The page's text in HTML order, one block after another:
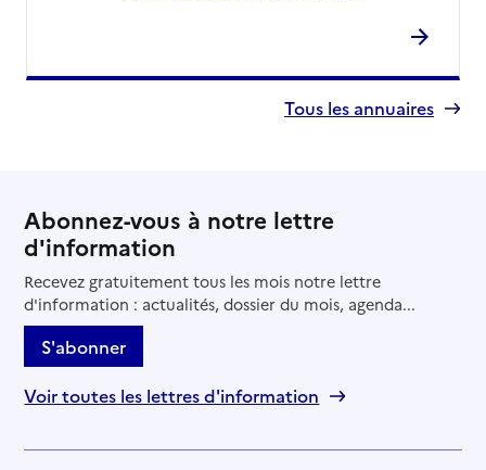
Tous les annuaires
Abonnez-vous à notre lettre
d'information
Recevez gratuitement tous les mois notre lettre
d'information : actualités, dossier du mois, agenda...
S'abonner
Voir toutes les lettres d'information